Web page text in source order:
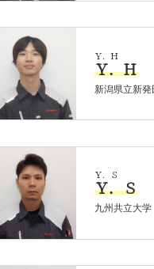
Ｙ．Ｈ
Ｙ．Ｈ
新潟県立新
Ｙ．Ｓ
Ｙ．Ｓ
九州共立大